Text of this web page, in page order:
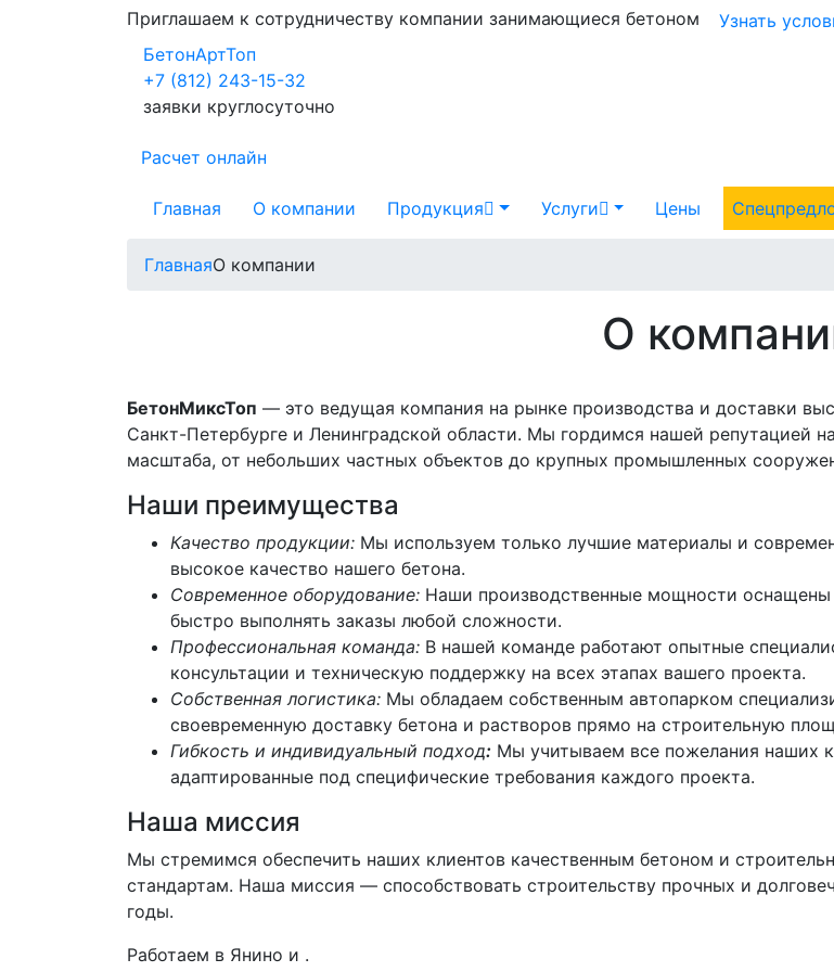
Приглашаем к сотрудничеству компании занимающиеся бетоном
Узнать
БетонАртТоп
+7 (812) 243-15-32
заявки круглосуточно
Расчет онлайн
Главная О компании Продукция Услуги Цены
ГлавнаяО компании
О
БетонМиксТоп — это ведущая компания на рынке производства и доставки
Санкт-Петербурге и Ленинградской области. Мы гордимся нашей репутацией
масштаба, от небольших частных объектов до крупных промышленных
Наши преимущества
Качество продукции: Мы используем только лучшие материалы и
высокое качество нашего бетона.
Современное оборудование: Наши производственные мощности
быстро выполнять заказы любой сложности.
Профессиональная команда: В нашей команде работают опытные
консультации и техническую поддержку на всех этапах вашего проекта.
Собственная логистика: Мы обладаем собственным автопарком
своевременную доставку бетона и растворов прямо на строительную
Гибкость и индивидуальный подход: Мы учитываем все пожелания наших
адаптированные под специфические требования каждого проекта.
Наша миссия
Мы стремимся обеспечить наших клиентов качественным бетоном и
стандартам. Наша миссия — способствовать строительству прочных и
годы.
Работаем в Янино и .